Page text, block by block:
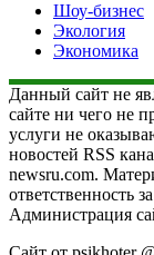
Шоу-бизнес
Экология
Экономика
Данный сайт не
сайте ни чего не
услуги не
новостей RSS
newsru.com.
ответственность
Администрация